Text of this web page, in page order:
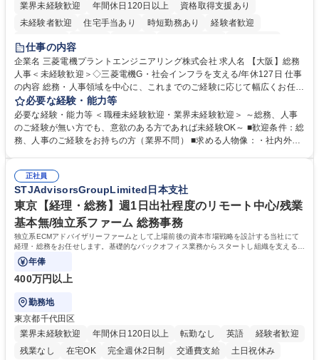
業界未経験歓迎
年間休日120日以上
資格取得支援あり
未経験者歓迎
住宅手当あり 時短勤務あり
経験者歓迎
退職金あり
駅近5分以内
土日祝休み 服装自由 寮・社宅あり 食事補助あり
仕事の内容
企業名 三菱電機プラントエンジニアリング株式会社 求人名 【大阪】総務
人事＜未経験歓迎＞◇三菱電機G・社会インフラを支える/年休127日 仕事
の内容 総務・人事領域を中心に、これまでのご経験に応じて幅広くお任せ
します。 ＜具体的には＞ ・総務/人事労務（給与・社保・勤怠管理など）
・採用・教育研修 ・福利厚生運用 など ※基本的には事務所勤務ですが、
採用や教育等の業務内容により、関西圏以外への日帰り・宿泊を伴う国内
出張もございます。 ※担当業務を持ちつつ、お互いに助け合いながら、総
必要な経験・能力等
必要な経験・能力等 ＜職種未経験歓迎・業界未経験歓迎＞ ～総務、人事
のご経験が無い方でも、意欲のある方であれば未経験OK～ ■歓迎条件：総
務、人事のご経験をお持ちの方（業界不問） ■求める人物像：・社内外の
正社員
STJAdvisorsGroupLimited日本支社
東京【経理・総務】週1日出社程度のリモート中心/残業
基本無/独立系ファーム 総務事務
独立系ECMアドバイザリーファームとして上場前後の資本市場戦略を設計する当社にて
経理・総務をお任せします。基礎的なバックオフィス業務からスタートし組織を支える専
任担当として広く活躍できる環境です。
年俸
400万円以上
勤務地
東京都千代田区
業界未経験歓迎
年間休日120日以上 転勤なし 英語
経験者歓迎
残業なし
在宅OK 完全週休2日制 交通費支給 土日祝休み